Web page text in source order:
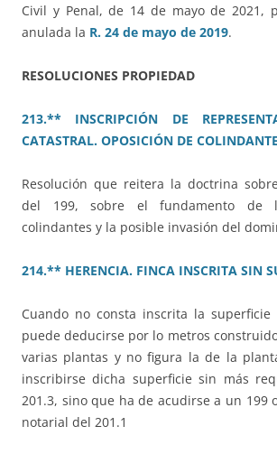
Civil y Penal, de 14 de mayo de 2021,
anulada la R. 24 de mayo de 2019.
RESOLUCIONES PROPIEDAD
213.** INSCRIPCIÓN DE
CATASTRAL. OPOSICIÓN DE COLINDANTE
Resolución que reitera la doctrina
del 199, sobre el fundamento de
colindantes y la posible invasión del
214.** HERENCIA. FINCA INSCRITA SIN
Cuando no consta inscrita la
puede deducirse por lo metros
varias plantas y no figura la de la
inscribirse dicha superficie sin más
201.3, sino que ha de acudirse a un 199
notarial del 201.1